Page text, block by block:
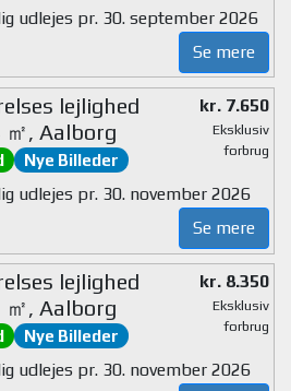
udlejes pr. 30. september 2026
Se mere
lejlighed
㎡, Aalborg
Nye Billeder
kr. 7.650
Eksklusiv
forbrug
udlejes pr. 30. november 2026
Se mere
lejlighed
㎡, Aalborg
Nye Billeder
kr. 8.350
Eksklusiv
forbrug
udlejes pr. 30. november 2026